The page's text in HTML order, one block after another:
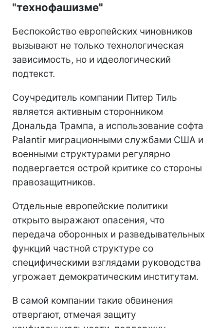
"технофашизме"
Беспокойство европейских чиновников
вызывают не только технологическая
зависимость, но и идеологический
подтекст.
Соучредитель компании Питер Тиль
является активным сторонником
Дональда Трампа, а использование софта
Palantir миграционными службами США и
военными структурами регулярно
подвергается острой критике со стороны
правозащитников.
Отдельные европейские политики
открыто выражают опасения, что
передача оборонных и разведывательных
функций частной структуре со
специфическими взглядами руководства
угрожает демократическим институтам.
В самой компании такие обвинения
отвергают, отмечая защиту